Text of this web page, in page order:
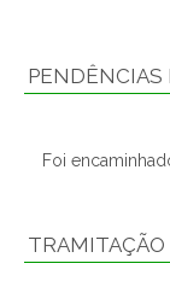
PENDÊNCIAS
Foi
TRAMITAÇÃO